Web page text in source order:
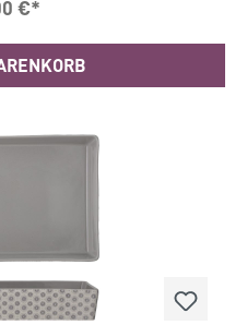
Form vereint Qualität,
7 cmSpülen Sie
vor dem ersten
die Innenseite vor jedem
€*